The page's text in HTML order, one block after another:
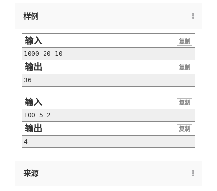
样例
输入
复制
1000 20 10
输出
复制
36
输入
复制
100 5 2
输出
复制
4
来源